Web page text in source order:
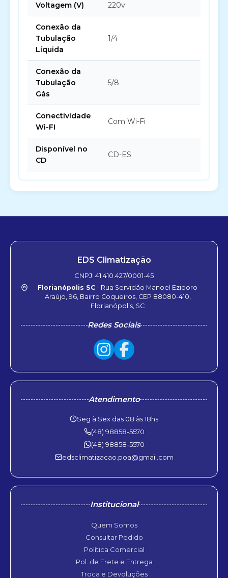
Voltagem (V) 220v
Conexão da
Tubulação
Líquida
1/4
Conexão da
Tubulação
Gás
5/8
Conectividade
Wi-FI
Com Wi-Fi
Disponível no
CD
CD-ES
EDS Climatização
CNPJ: 41.410.427/0001-45
Florianópolis SC - Rua Servidão Manoel Ezidoro
Araújo, 96, Bairro Coqueiros, CEP 88080-410,
Florianópolis, SC
Redes Sociais
Atendimento
Seg à Sex das 08 às 18hs
(48) 98858-5570
(48) 98858-5570
edsclimatizacao.poa@gmail.com
Institucional
Quem Somos
Consultar Pedido
Política Comercial
Pol. de Frete e Entrega
Troca e Devoluções